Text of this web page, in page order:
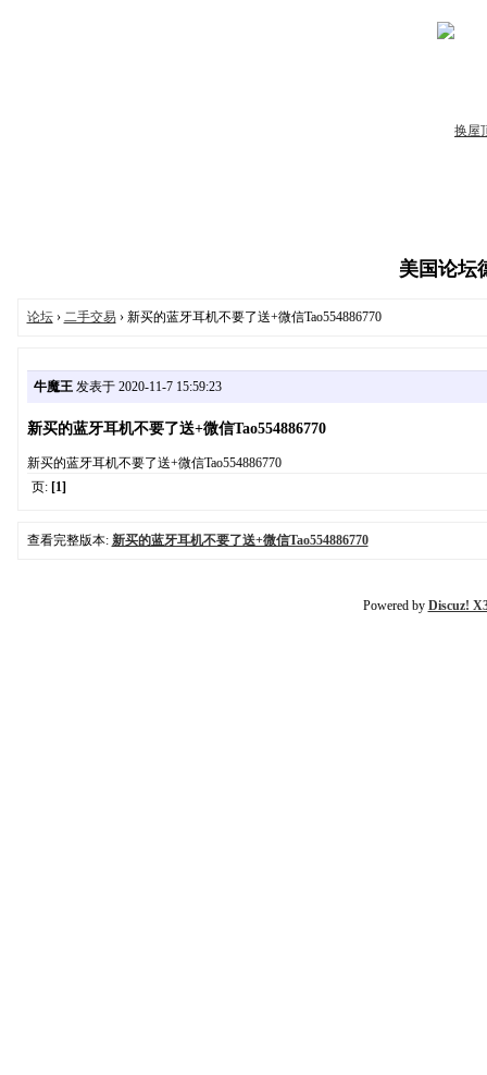
美国论坛
论坛› 二手交易› 新买的蓝牙耳机不要了送+微信Tao554886770
牛魔王发表于 2020-11-7 15:59:23
新买的蓝牙耳机不要了送+微信Tao554886770
新买的蓝牙耳机不要了送+微信Tao554886770
页: [1]
查看完整版本: 新买的蓝牙耳机不要了送+微信Tao554886770
Powered by Discuz!